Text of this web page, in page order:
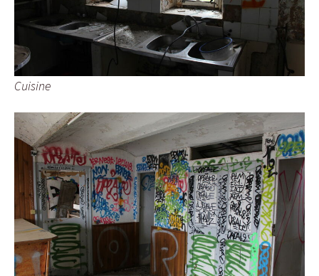
Cuisine